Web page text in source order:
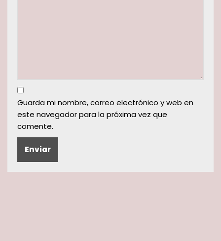
Guarda mi nombre, correo electrónico y web en
este navegador para la próxima vez que
comente.